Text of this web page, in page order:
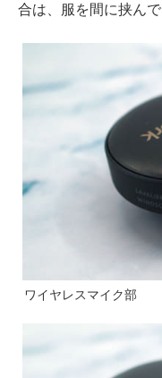
合は、服を間に挟ん
ワイヤレスマイク部